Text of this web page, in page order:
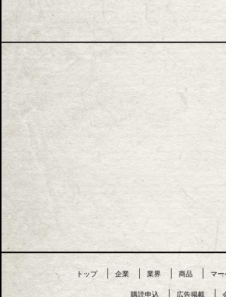
トップ 企業 業界 商品 マ
購読申込 広告掲載